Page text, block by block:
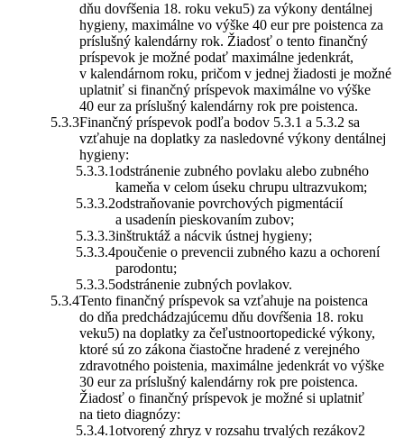
dňu dovŕšenia 18. roku veku5) za výkony dentálnej
hygieny, maximálne vo výške 40 eur pre poistenca za
príslušný kalendárny rok. Žiadosť o tento finančný
príspevok je možné podať maximálne jedenkrát,
v kalendárnom roku, pričom v jednej žiadosti je možné
uplatniť si finančný príspevok maximálne vo výške
40 eur za príslušný kalendárny rok pre poistenca.
Finančný príspevok podľa bodov 5.3.1 a 5.3.2 sa
vzťahuje na doplatky za nasledovné výkony dentálnej
hygieny:
odstránenie zubného povlaku alebo zubného
kameňa v celom úseku chrupu ultrazvukom;
odstraňovanie povrchových pigmentácií
a usadenín pieskovaním zubov;
inštruktáž a nácvik ústnej hygieny;
poučenie o prevencii zubného kazu a ochorení
parodontu;
odstránenie zubných povlakov.
Tento finančný príspevok sa vzťahuje na poistenca
do dňa predchádzajúcemu dňu dovŕšenia 18. roku
veku5) na doplatky za čeľustnoortopedické výkony,
ktoré sú zo zákona čiastočne hradené z verejného
zdravotného poistenia, maximálne jedenkrát vo výške
30 eur za príslušný kalendárny rok pre poistenca.
Žiadosť o finančný príspevok je možné si uplatniť
na tieto diagnózy:
otvorený zhryz v rozsahu trvalých rezákov2